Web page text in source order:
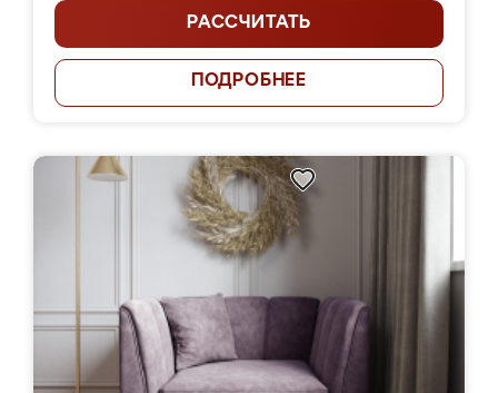
РАССЧИТАТЬ
ПОДРОБНЕЕ